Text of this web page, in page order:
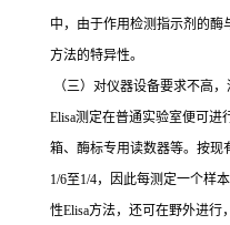
中，由于作用检测指示剂的
方法的特异性。
（三）对仪器设备要求不高
Elisa测定在普通实验室便可进
箱、酶标专用读数器等。按现
1/6至1/4，因此每测定一个样
性Elisa方法，还可在野外进行